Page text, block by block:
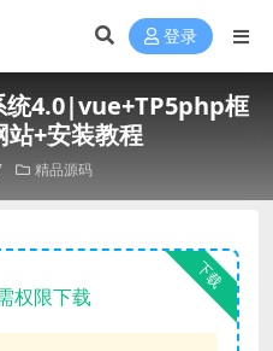
登录
统4.0|vue+TP5php框
站+安装教程
精品源码
下载
权限下载